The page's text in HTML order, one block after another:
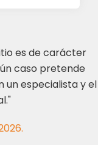
es de carácter
caso pretende
un especialista y el